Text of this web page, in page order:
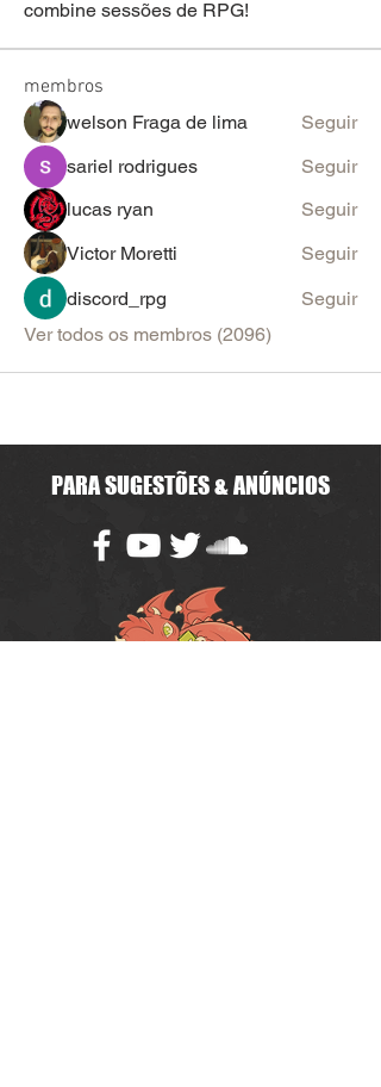
combine sessões de RPG!
membros
welson Fraga de lima
Seguir
sariel rodrigues
Seguir
lucas ryan
Seguir
Victor Moretti
Seguir
discord_rpg
Seguir
Ver todos os membros (2096)
PARA SUGESTÕES & ANÚNCIOS